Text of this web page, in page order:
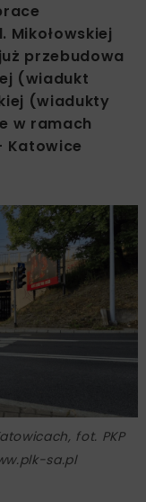
Mikołowskiej
przebudowa
(wiadukt
(wiadukty
w ramach
Katowice
fot. PKP
sa.pl